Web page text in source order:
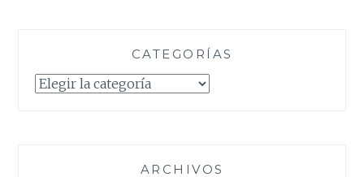
CATEGORÍAS
Categorías
ARCHIVOS